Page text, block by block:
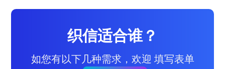
织信适合谁？
如您有以下几种需求，欢迎 填写表单